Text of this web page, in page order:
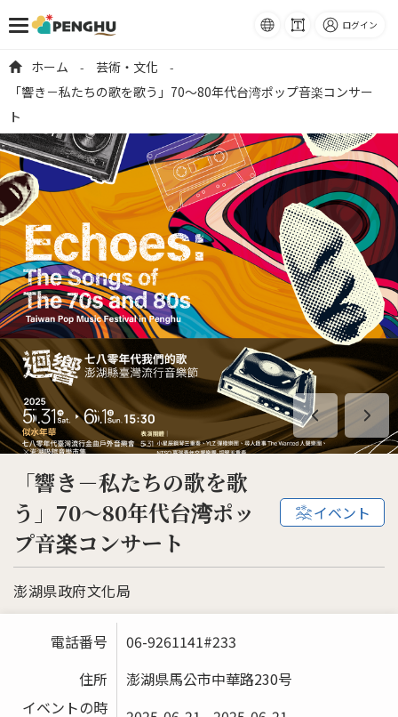
語系
フォ
ズ
ログイン
ホーム - 芸術・文化 -
「響き－私たちの歌を歌う」70〜80年代台湾ポップ音楽コンサー
ト
「響き－私たちの歌を歌
う」70〜80年代台湾ポッ
プ音楽コンサート
イベント
澎湖県政府文化局
電話番号
06-9261141#233
住所
澎湖県馬公市中華路230号
イベントの時